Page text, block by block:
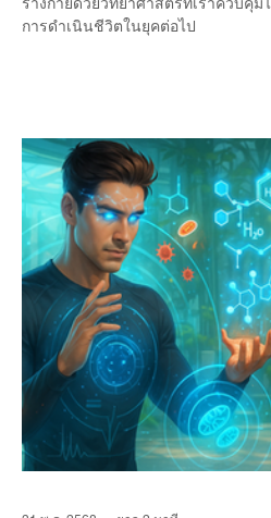
การดำเนินชีวิตในยุคต่อไป